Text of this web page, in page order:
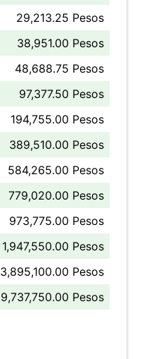
29,213.25 Pesos
38,951.00 Pesos
48,688.75 Pesos
97,377.50 Pesos
194,755.00 Pesos
389,510.00 Pesos
584,265.00 Pesos
779,020.00 Pesos
973,775.00 Pesos
1,947,550.00 Pesos
3,895,100.00 Pesos
9,737,750.00 Pesos